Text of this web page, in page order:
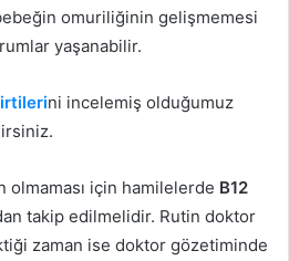
omuriliğinin gelişmemesi
yaşanabilir.
ni incelemiş olduğumuz
olmaması için hamilelerde B12
takip edilmelidir. Rutin doktor
zaman ise doktor gözetiminde